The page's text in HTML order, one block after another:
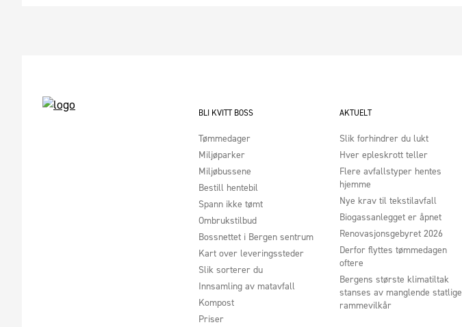
BLI KVITT BOSS
Tømmedager
Miljøparker
Miljøbussene
Bestill hentebil
Spann ikke tømt
Ombrukstilbud
Bossnettet i Bergen sentrum
Kart over leveringssteder
Slik sorterer du
Innsamling av matavfall
Kompost
Priser
AKTUELT
Slik forhindrer du lukt
Hver epleskrott teller
Flere avfallstyper hentes
hjemme
Nye krav til tekstilavfall
Biogassanlegget er åpnet
Renovasjonsgebyret 2026
Derfor flyttes tømmedagen
oftere
Bergens største klimatiltak
stanses av manglende statlige
rammevilkår